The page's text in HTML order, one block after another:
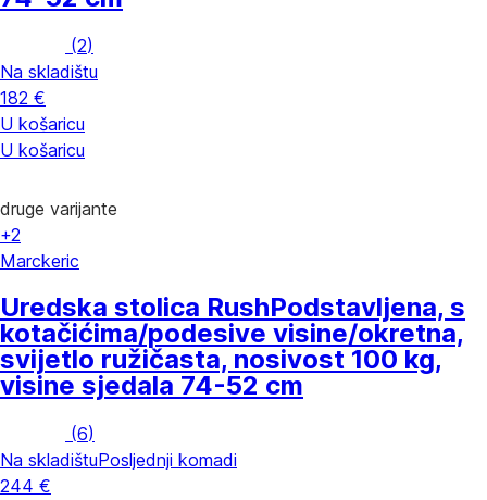
(2)
Na skladištu
182 €
U košaricu
U košaricu
druge varijante
+2
Marckeric
Uredska stolica RushPodstavljena, s
kotačićima/podesive visine/okretna,
svijetlo ružičasta, nosivost 100 kg,
visine sjedala 74-52 cm
(6)
Na skladištuPosljednji komadi
244 €